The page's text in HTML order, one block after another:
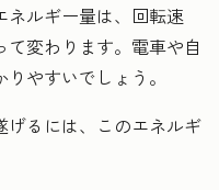
ネルギー量は、回転速
変わります。電車や自
やすいでしょう。
るには、このエネルギ